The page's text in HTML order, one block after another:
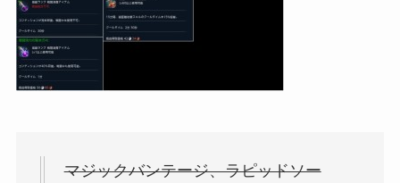
マジックバンテージ、ラピッドソー